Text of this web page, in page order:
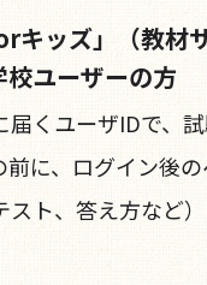
キッズ」（教材
ユーザーの方
くユーザIDで、
前に、ログイン後
スト、答え方など